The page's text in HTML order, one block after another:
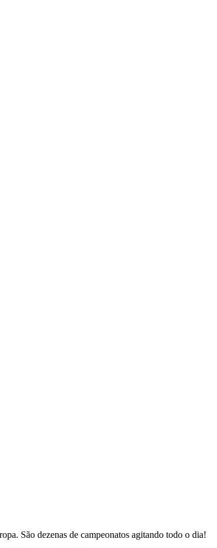
São dezenas de campeonatos agitando todo o dia!